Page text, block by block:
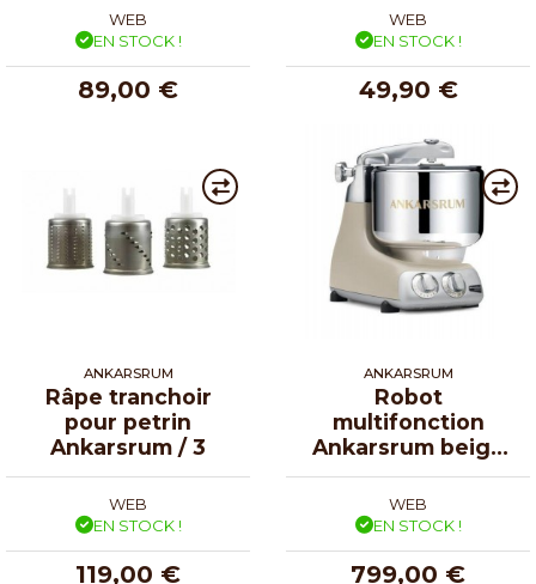
WEB
EN STOCK !
89,00 €
WEB
EN STOCK !
49,90 €
ANKARSRUM
Râpe tranchoir
pour petrin
Ankarsrum / 3
WEB
EN STOCK !
119,00 €
ANKARSRUM
Robot
multifonction
Ankarsrum beige
Harmony
WEB
EN STOCK !
799,00 €